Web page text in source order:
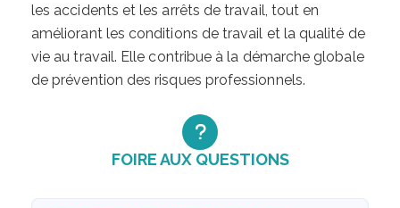
les accidents et les arrêts de travail, tout en
améliorant les conditions de travail et la qualité de
vie au travail. Elle contribue à la démarche globale
de prévention des risques professionnels.
FOIRE AUX QUESTIONS